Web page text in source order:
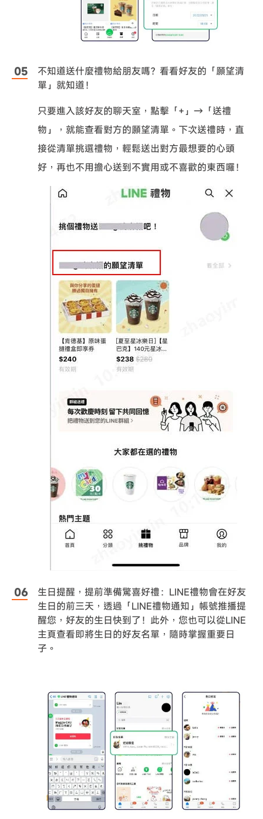
不知道送什麼禮物給朋友嗎？看看好友的「願望清
單」就知道！
只要進入該好友的聊天室，點擊「+」→「送禮
物」，就能查看對方的願望清單。下次送禮時，直
接從清單挑選禮物，輕鬆送出對方最想要的心頭
好，再也不用擔心送到不實用或不喜歡的東西囉！
生日提醒，提前準備驚喜好禮：LINE禮物會在好友
生日的前三天，透過「LINE禮物通知」帳號推播提
醒您，好友的生日快到了！此外，您也可以從LINE
主頁查看即將生日的好友名單，隨時掌握重要日
子。